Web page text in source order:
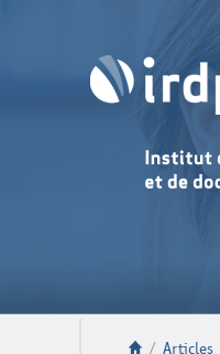
/ Articles